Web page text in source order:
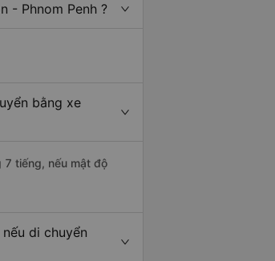
- Phnom Penh ?
bằng xe
7 tiếng, nếu mật độ
di chuyển